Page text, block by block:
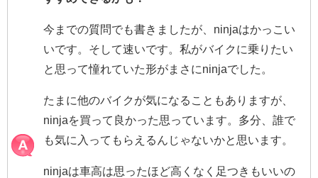
今までの質問でも書きましたが、ninjaはかっこい
いです。そして速いです。私がバイクに乗りたい
と思って憧れていた形がまさにninjaでした。
たまに他のバイクが気になることもありますが、
ninjaを買って良かった思っています。多分、誰で
も気に入ってもらえるんじゃないかと思います。
ninjaは車高は思ったほど高くなく足つきもいいの